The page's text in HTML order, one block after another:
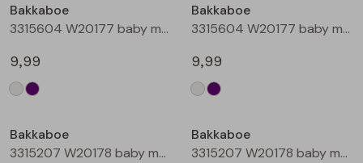
Jackjes
Blazers
Bermuda's
Rokken
Tops
Vesten
Bakkaboe
3315604 W20177 baby meisjes T-shirt lm Cream
9,99
Bakkaboe
3315604 W20177 baby meisjes T-shirt lm Lila
9,99
Bakkaboe
3315207 W20178 baby meisjes lange broek Marine
Bakkaboe
3315207 W20178 baby meisjes lange broek Wijnrood